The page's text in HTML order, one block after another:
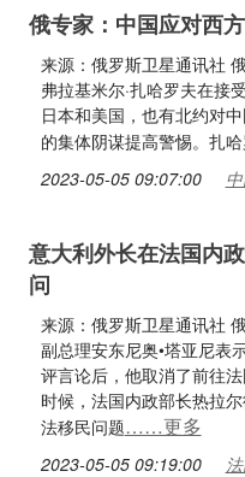
俄专家：中国应对西
来源：俄罗斯卫星通讯社
弗拉基米尔·扎哈罗夫在接
日本和美国，也有北约对
的集体阴谋提高警惕。扎
2023-05-05 09:07:00
意大利外长在法国内
问
来源：俄罗斯卫星通讯社
副总理安东尼奥•塔亚尼表
评言论后，他取消了前往
时候，法国内政部长热拉
法移民问题……更多
2023-05-05 09:19:00